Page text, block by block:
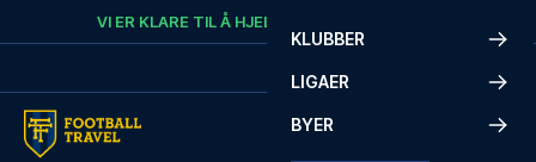
Skip to contentVI ER KLARE TIL Å HJELPE
KLUBBER
LIGAER
BYER